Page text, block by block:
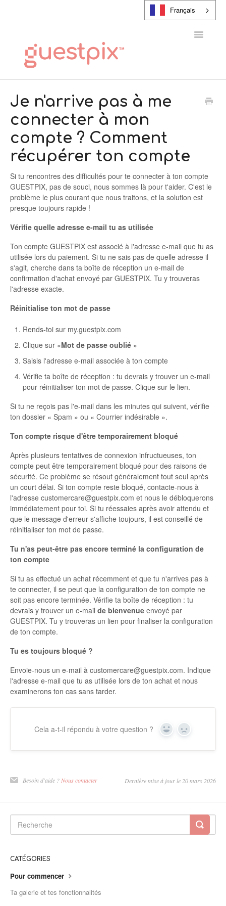
Français
Toggle
CONTACT
Je n'arrive pas à me
connecter à mon
compte ? Comment
récupérer ton compte
Si tu rencontres des difficultés pour te connecter à ton compte
GUESTPIX, pas de souci, nous sommes là pour t'aider. C'est le
problème le plus courant que nous traitons, et la solution est
presque toujours rapide !
Vérifie quelle adresse e-mail tu as utilisée
Ton compte GUESTPIX est associé à l'adresse e-mail que tu as
utilisée lors du paiement. Si tu ne sais pas de quelle adresse il
s'agit, cherche dans ta boîte de réception un e-mail de
confirmation d'achat envoyé par GUESTPIX. Tu y trouveras
l'adresse exacte.
Réinitialise ton mot de passe
Rends-toi sur my.guestpix.com
Clique sur «Mot de passe oublié »
Saisis l'adresse e-mail associée à ton compte
Vérifie ta boîte de réception : tu devrais y trouver un e-mail
pour réinitialiser ton mot de passe. Clique sur le lien.
Si tu ne reçois pas l'e-mail dans les minutes qui suivent, vérifie
ton dossier « Spam » ou « Courrier indésirable ».
Ton compte risque d'être temporairement bloqué
Après plusieurs tentatives de connexion infructueuses, ton
compte peut être temporairement bloqué pour des raisons de
sécurité. Ce problème se résout généralement tout seul après
un court délai. Si ton compte reste bloqué, contacte-nous à
l'adresse customercare@guestpix.com et nous le débloquerons
immédiatement pour toi. Si tu réessaies après avoir attendu et
que le message d'erreur s'affiche toujours, il est conseillé de
réinitialiser ton mot de passe.
Tu n'as peut-être pas encore terminé la configuration de
ton compte
Si tu as effectué un achat récemment et que tu n'arrives pas à
te connecter, il se peut que la configuration de ton compte ne
soit pas encore terminée. Vérifie ta boîte de réception : tu
devrais y trouver un e-mail de bienvenue envoyé par
GUESTPIX. Tu y trouveras un lien pour finaliser la configuration
de ton compte.
Tu es toujours bloqué ?
Envoie-nous un e-mail à customercare@guestpix.com. Indique
l'adresse e-mail que tu as utilisée lors de ton achat et nous
examinerons ton cas sans tarder.
Cela a-t-il répondu à votre question ? Oui Non
Besoin d'aide ?Nous contacter Dernière mise à jour le 20 mars 2026
CATÉGORIES
Pour commencer
Ta galerie et tes fonctionnalités